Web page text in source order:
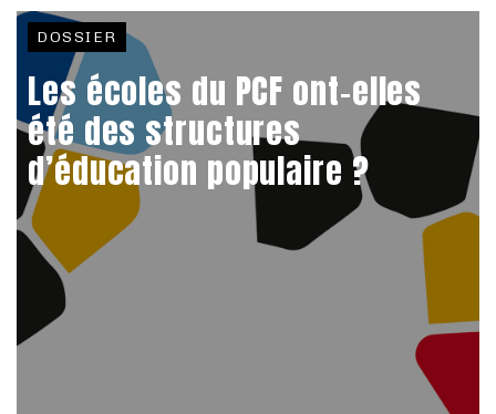
DOSSIER
Les écoles du PCF ont-elles
été des structures
d’éducation populaire ?